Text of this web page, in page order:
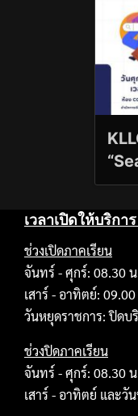
เวลาเปิดให้บริก
ช่วงเปิดภาคเรียน
จันทร์ - ศุกร์: 08.30
เสาร์ - อาทิตย์:
วันหยุดราชการ: ปิดบ
ช่วงปิดภาคเรียน
จันทร์ - ศุกร์: 08.30
เสาร์ - อาทิตย์ และวั